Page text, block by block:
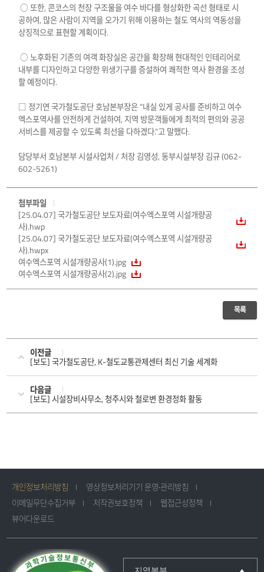
○ 또한, 콘코스의 천장 구조물을 여수 바다를 형상화한 곡선 형태로 시
공하여, 많은 사람이 지역을 오가기 위해 이용하는 철도 역사의 역동성을
상징적으로 표현할 계획이다.
○ 노후화된 기존의 여객 화장실은 공간을 확장해 현대적인 인테리어로
내부를 디자인하고 다양한 위생기구를 증설하여 쾌적한 역사 환경을 조성
할 예정이다.
□ 정기연 국가철도공단 호남본부장은 “내실 있게 공사를 준비하고 여수
엑스포역사를 안전하게 건설하여, 지역 방문객들에게 최적의 편의와 공공
서비스를 제공할 수 있도록 최선을 다하겠다.”고 말했다.
담당부서 호남본부 시설사업처 / 처장 김영성, 동부시설부장 김규 (062-
602-5261)
첨부파일
[25.04.07] 국가철도공단 보도자료(여수엑스포역 시설개량공
사).hwp
[25.04.07] 국가철도공단 보도자료(여수엑스포역 시설개량공
사).hwpx
여수엑스포역 시설개량공사(1).jpg
여수엑스포역 시설개량공사(2).jpg
목록
이전글
[보도] 국가철도공단, K-철도교통관제센터 최신 기술 세계화
다음글
[보도] 시설장비사무소, 청주시와 철로변 환경정화 활동
개인정보처리방침
영상정보처리기기 운영·관리방침
이메일무단수집거부
저작권보호정책
웹접근성정책
뷰어다운로드